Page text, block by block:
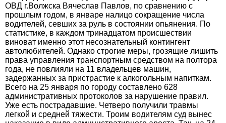
ОВД г.Волжска Вячеслав Павлов, по сравнению с
прошлым годом, в январе налицо сокращение числа
водителей, севших за руль в состоянии опьянения. По
статистике, в каждом тринадцатом происшествии
виноват именно этот несознательный контингент
автолюбителей. Однако строгие меры, грозящие лишить
права управления транспортным средством на полтора
года, не повлияли на 11 владельцев машин,
задержанных за пристрастие к алкогольным напиткам.
Всего на 25 января по городу составлено 628
административных протоколов за нарушение правил.
Уже есть пострадавшие. Четверо получили травмы
легкой и средней тяжести. Троим водителям суд вынес